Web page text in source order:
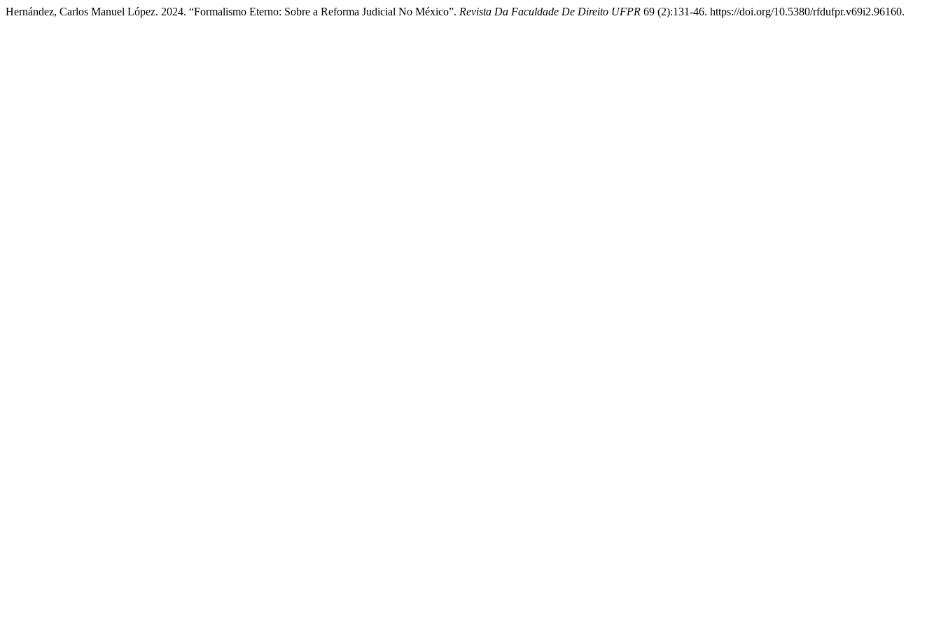
Hernández, Carlos Manuel López. 2024. “Formalismo Eterno: Sobre a Reforma Judicial No México”. Revista Da Faculdade De Direito UFPR 69 (2):131-46. https://doi.org/10.5380/rfdufpr.v69i2.96160.